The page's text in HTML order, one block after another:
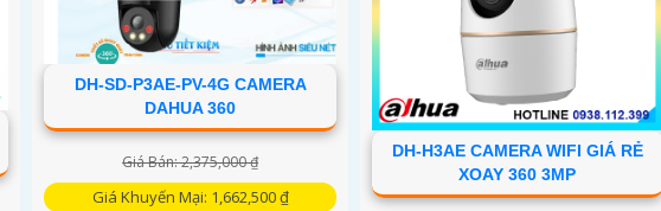
DH-SD-P3AE-PV-4G CAMERA
DAHUA 360
Giá Bán: 2,375,000 ₫
Giá Khuyến Mại: 1,662,500 ₫
DH-H3AE CAMERA WIFI GIÁ RẺ
XOAY 360 3MP